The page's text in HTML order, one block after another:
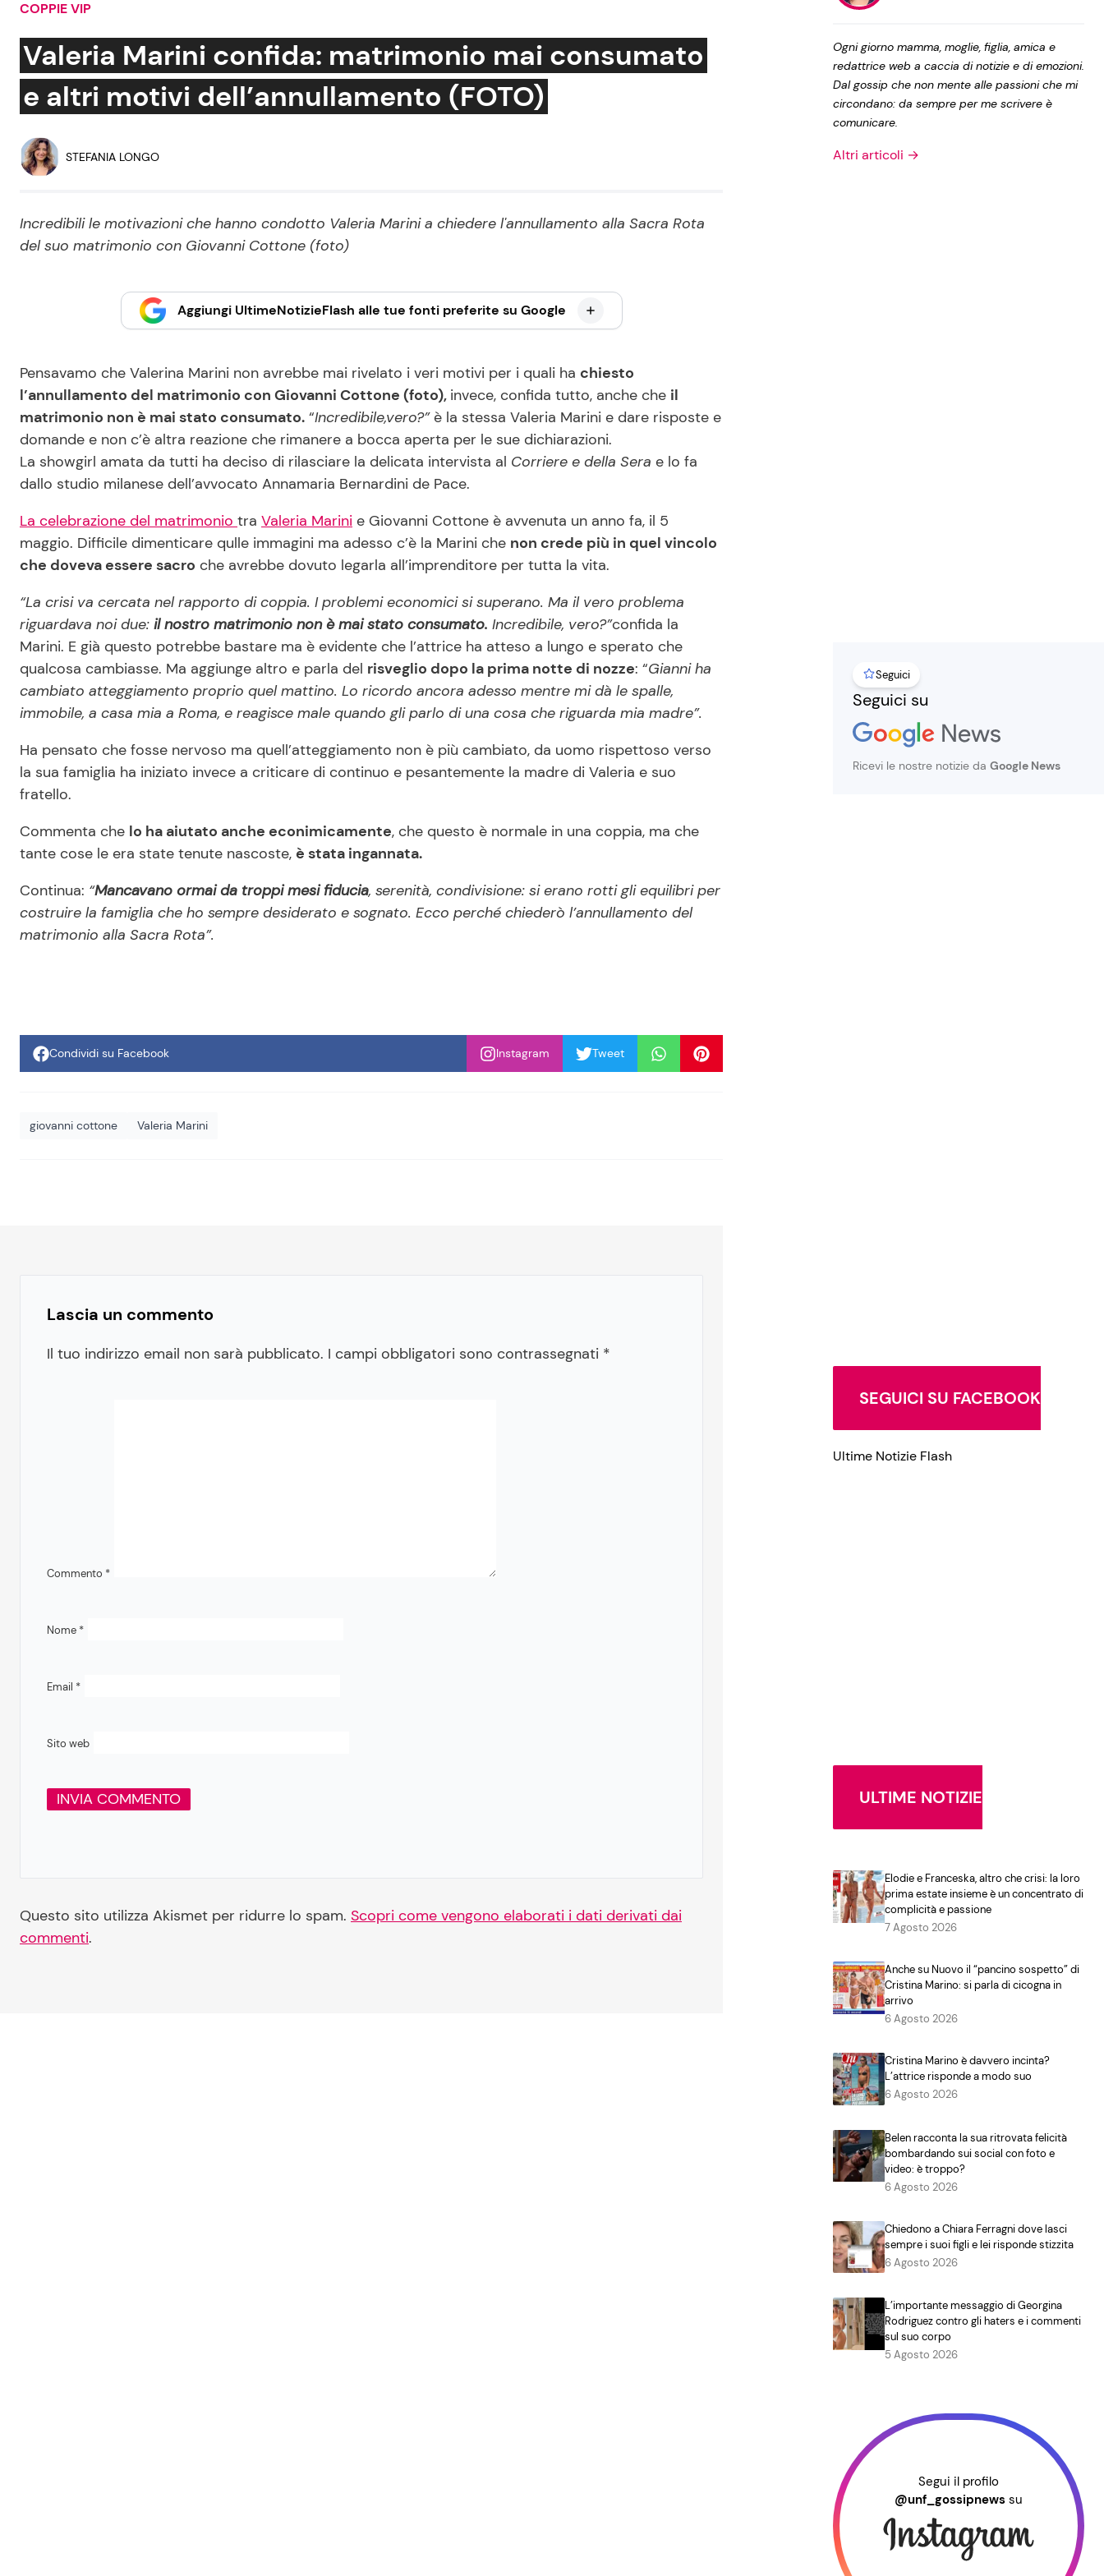
Social News
News dal mondo
Benessere
Mondo Mamma
News benessere
Viaggi e Turismo
Cucina e Ricette
Le Ricette in TV
Ricette Feste
Privacy Policy
COPPIE VIP
Valeria Marini confida: matrimonio mai consumato
e altri motivi dell’annullamento (FOTO)
STEFANIA LONGO
Incredibili le motivazioni che hanno condotto Valeria Marini a chiedere l'annullamento alla Sacra Rota
del suo matrimonio con Giovanni Cottone (foto)
Aggiungi UltimeNotizieFlash alle tue fonti preferite su Google
Pensavamo che Valerina Marini non avrebbe mai rivelato i veri motivi per i quali ha chiesto
l’annullamento del matrimonio con Giovanni Cottone (foto), invece, confida tutto, anche che il
matrimonio non è mai stato consumato. “Incredibile,vero?”è la stessa Valeria Marini e dare risposte e
domande e non c’è altra reazione che rimanere a bocca aperta per le sue dichiarazioni.
La showgirl amata da tutti ha deciso di rilasciare la delicata intervista al Corriere e della Sera e lo fa
dallo studio milanese dell’avvocato Annamaria Bernardini de Pace.
La celebrazione del matrimonio tra Valeria Marini e Giovanni Cottone è avvenuta un anno fa, il 5
maggio. Difficile dimenticare qulle immagini ma adesso c’è la Marini che non crede più in quel vincolo
che doveva essere sacro che avrebbe dovuto legarla all’imprenditore per tutta la vita.
“La crisi va cercata nel rapporto di coppia. I problemi economici si superano. Ma il vero problema
riguardava noi due: il nostro matrimonio non è mai stato consumato. Incredibile, vero?”confida la
Marini. E già questo potrebbe bastare ma è evidente che l’attrice ha atteso a lungo e sperato che
qualcosa cambiasse. Ma aggiunge altro e parla del risveglio dopo la prima notte di nozze: “Gianni ha
cambiato atteggiamento proprio quel mattino. Lo ricordo ancora adesso mentre mi dà le spalle,
immobile, a casa mia a Roma, e reagisce male quando gli parlo di una cosa che riguarda mia madre”.
Ha pensato che fosse nervoso ma quell’atteggiamento non è più cambiato, da uomo rispettoso verso
la sua famiglia ha iniziato invece a criticare di continuo e pesantemente la madre di Valeria e suo
fratello.
Commenta che lo ha aiutato anche econimicamente, che questo è normale in una coppia, ma che
tante cose le era state tenute nascoste, è stata ingannata.
Continua: “Mancavano ormai da troppi mesi fiducia, serenità, condivisione: si erano rotti gli equilibri per
costruire la famiglia che ho sempre desiderato e sognato. Ecco perché chiederò l’annullamento del
matrimonio alla Sacra Rota”.
Condividi su Facebook Instagram Tweet
giovanni cottone Valeria Marini
Lascia un commento
Il tuo indirizzo email non sarà pubblicato. I campi obbligatori sono contrassegnati *
Commento *
Nome *
Email *
Sito web
Questo sito utilizza Akismet per ridurre lo spam. Scopri come vengono elaborati i dati derivati dai
commenti.
Ogni giorno mamma, moglie, figlia, amica e
redattrice web a caccia di notizie e di emozioni.
Dal gossip che non mente alle passioni che mi
circondano: da sempre per me scrivere è
comunicare.
Altri articoli →
Seguici
Seguici su
Ricevi le nostre notizie da Google News
SEGUICI SU FACEBOOK
Ultime Notizie Flash
ULTIME NOTIZIE
Elodie e Franceska, altro che crisi: la loro
prima estate insieme è un concentrato di
complicità e passione
7 Agosto 2026
Anche su Nuovo il “pancino sospetto” di
Cristina Marino: si parla di cicogna in
arrivo
6 Agosto 2026
Cristina Marino è davvero incinta?
L’attrice risponde a modo suo
6 Agosto 2026
Belen racconta la sua ritrovata felicità
bombardando sui social con foto e
video: è troppo?
6 Agosto 2026
Chiedono a Chiara Ferragni dove lasci
sempre i suoi figli e lei risponde stizzita
6 Agosto 2026
L’importante messaggio di Georgina
Rodriguez contro gli haters e i commenti
sul suo corpo
5 Agosto 2026
Segui il profilo
@unf_gossipnews su